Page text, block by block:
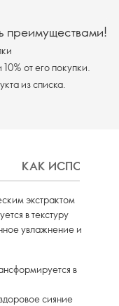
преимуществами!
от его покупки.
продукта из списка.
КАК
экстрактом
в текстуру
увлажнение и
в
сияние